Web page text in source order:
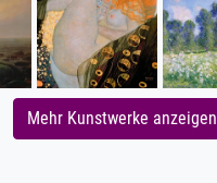
Mehr Kunstwerke anzeigen